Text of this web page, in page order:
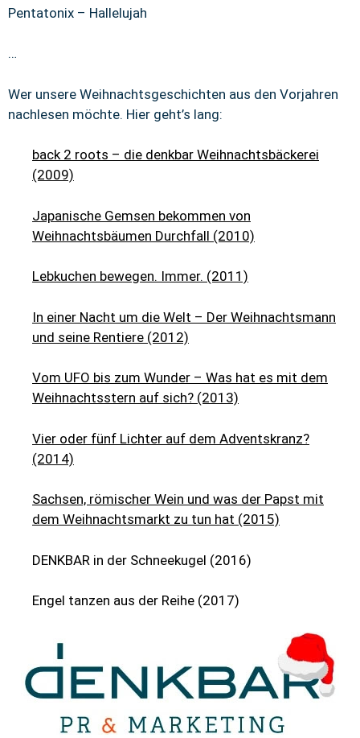
Pentatonix – Hallelujah
…
Wer unsere Weihnachtsgeschichten aus den Vorjahren
nachlesen möchte. Hier geht’s lang:
back 2 roots – die denkbar Weihnachtsbäckerei
(2009)
Japanische Gemsen bekommen von
Weihnachtsbäumen Durchfall (2010)
Lebkuchen bewegen. Immer. (2011)
In einer Nacht um die Welt – Der Weihnachtsmann
und seine Rentiere (2012)
Vom UFO bis zum Wunder – Was hat es mit dem
Weihnachtsstern auf sich? (2013)
Vier oder fünf Lichter auf dem Adventskranz?
(2014)
Sachsen, römischer Wein und was der Papst mit
dem Weihnachtsmarkt zu tun hat (2015)
DENKBAR in der Schneekugel (2016)
Engel tanzen aus der Reihe (2017)